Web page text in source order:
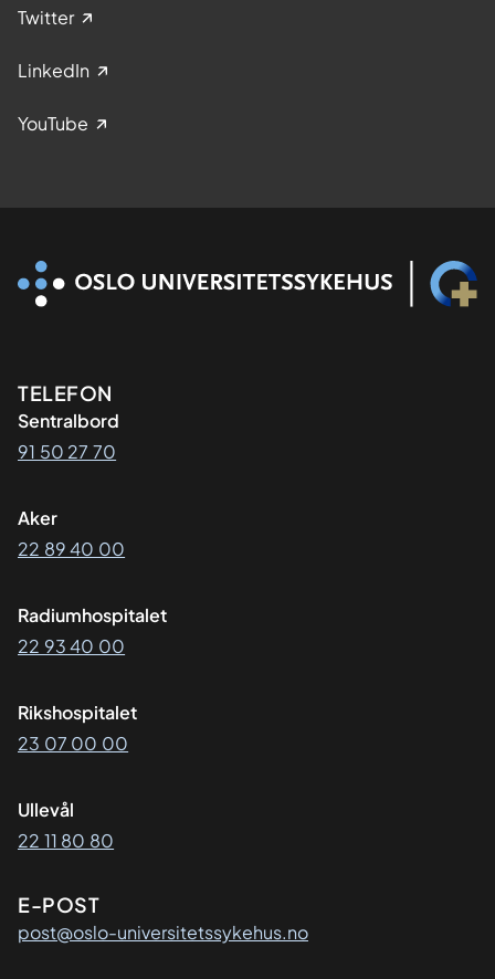
Twitter
LinkedIn
YouTube
Kontaktinformasjon
TELEFON
Sentralbord
91 50 27 70
Aker
22 89 40 00
Radiumhospitalet
22 93 40 00
Rikshospitalet
23 07 00 00
Ullevål
22 11 80 80
E-POST
post@oslo-universitetssykehus.no